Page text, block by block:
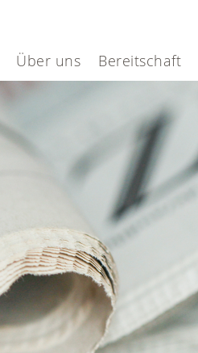
Über uns Bereitschaft